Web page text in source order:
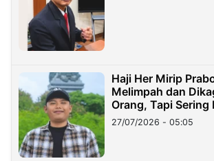
Haji Her Mirip
Melimpah dan
Orang, Tapi Sering
27/07/2026 - 05:05